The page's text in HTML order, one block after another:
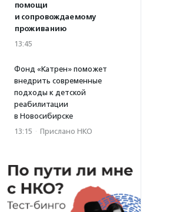
помощи
и сопровождаемому
проживанию
13:45
Фонд «Катрен» поможет
внедрить современные
подходы к детской
реабилитации
в Новосибирске
13:15 · Прислано НКО